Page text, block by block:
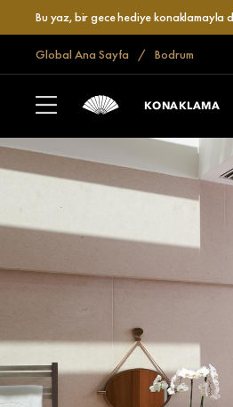
Bu yaz, bir gece hediye konaklamayla
Global Ana Sayfa Bodrum
KONAKLAMA